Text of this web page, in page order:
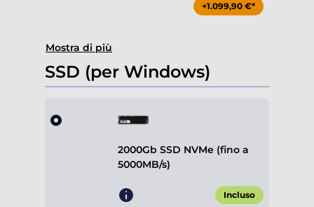
+1.099,90 €*
Mostra di più
SSD (per Windows)
2000Gb SSD NVMe (fino a
5000MB/s)
Incluso